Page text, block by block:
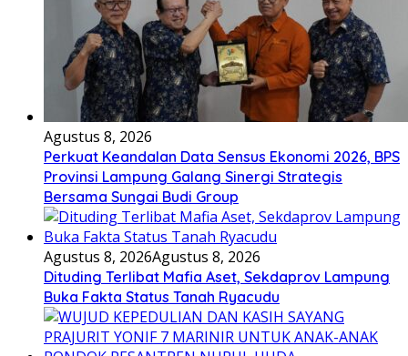
Agustus 8, 2026
Perkuat Keandalan Data Sensus Ekonomi 2026, BPS
Provinsi Lampung Galang Sinergi Strategis
Bersama Sungai Budi Group
Agustus 8, 2026Agustus 8, 2026
Dituding Terlibat Mafia Aset, Sekdaprov Lampung
Buka Fakta Status Tanah Ryacudu